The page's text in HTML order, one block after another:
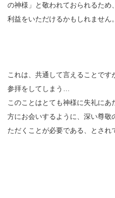
の神様」と敬われておられるた
利益をいただけるかもしれません。
これは、共通して言えることです
参拝をしてしまう…
このことはとても神様に失礼に
方にお会いするように、深い尊
ただくことが必要である、とされ